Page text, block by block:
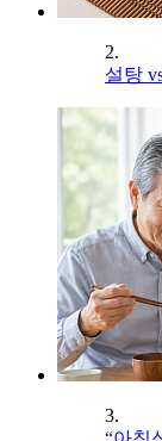
2.
설탕
3.